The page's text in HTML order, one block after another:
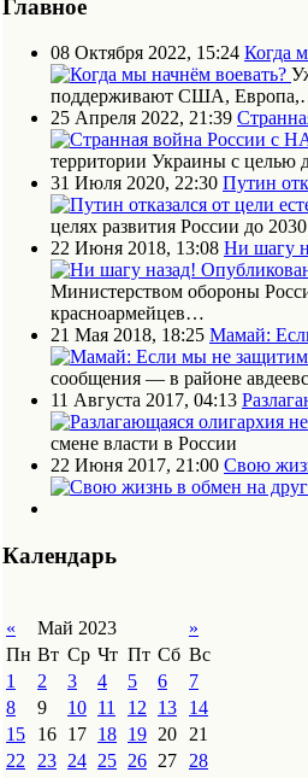
Главное
08 Октября 2022, 15:24 Когда
поддерживают США,
25 Апреля 2022, 21:39
территории Украины с
31 Июля 2020, 22:30 Путин
целях развития России до
22 Июня 2018, 13:08 Ни шагу
Министерством обороны
красноармейцев…
21 Мая 2018, 18:25 Мамай:
сообщения — в районе
11 Августа 2017, 04:13
смене власти в России
22 Июня 2017, 21:00 Свою
Календарь
« Май 2023
»
Пн Вт Ср Чт Пт Сб Вс
1
2 3 4 5 6
7
8
9 10 11 12 13
14
15
16 17 18 19 20
21
22
23 24 25 26 27
28